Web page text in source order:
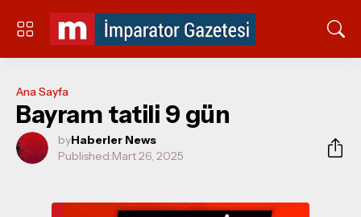
Ana Sayfa
Bayram tatili 9 gün
byHaberler News
Published:Mart 26, 2025